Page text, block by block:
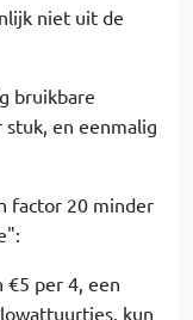
niet uit de
bruikbare
en eenmalig
factor 20 minder
€5 per 4, een
kun